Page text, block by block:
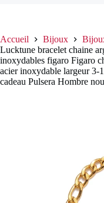
Accueil Bijoux
Lucktune bracelet chaine
inoxydables figaro Figaro
acier inoxydable largeur
cadeau Pulsera Hombre